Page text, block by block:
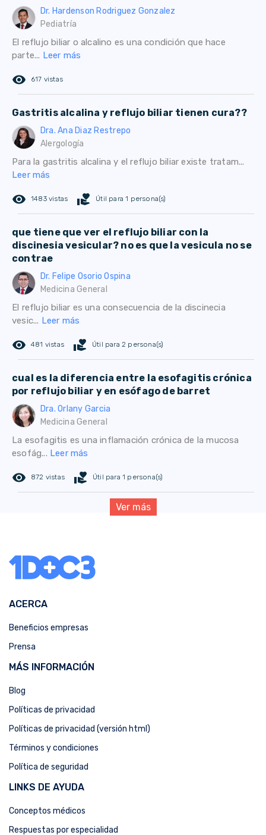
Dr. Hardenson Rodriguez Gonzalez
Pediatría
El reflujo biliar o alcalino es una condición que hace
parte... Leer más
remove_red_eye 617 vistas
Gastritis alcalina y reflujo biliar tienen cura??
Dra. Ana Diaz Restrepo
Alergología
Para la gastritis alcalina y el reflujo biliar existe tratam...
Leer más
remove_red_eye 1483 vistas volunteer_activism Útil para 1 persona(s)
que tiene que ver el reflujo biliar con la
discinesia vesicular? no es que la vesicula no se
contrae
Dr. Felipe Osorio Ospina
Medicina General
El reflujo biliar es una consecuencia de la discinecia
vesic... Leer más
remove_red_eye 481 vistas volunteer_activism Útil para 2 persona(s)
cual es la diferencia entre la esofagitis crónica
por reflujo biliar y en esófago de barret
Dra. Orlany Garcia
Medicina General
La esofagitis es una inflamación crónica de la mucosa
esofág... Leer más
remove_red_eye 872 vistas volunteer_activism Útil para 1 persona(s)
Ver más
ACERCA
Beneficios empresas
Prensa
MÁS INFORMACIÓN
Blog
Políticas de privacidad
Políticas de privacidad (versión html)
Términos y condiciones
Política de seguridad
LINKS DE AYUDA
Conceptos médicos
Respuestas por especialidad